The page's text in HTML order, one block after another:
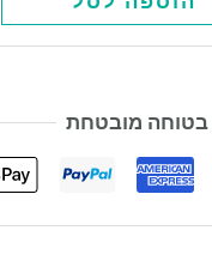
בטוחה מובטחת